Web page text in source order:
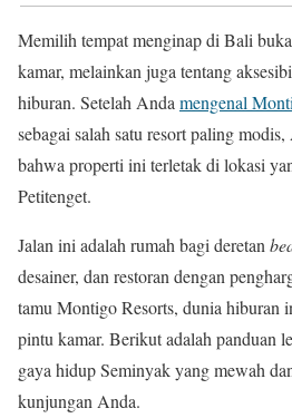
Memilih tempat menginap di Bali
kamar, melainkan juga tentang
hiburan. Setelah Anda mengenal
sebagai salah satu resort paling
bahwa properti ini terletak di lokasi
Petitenget.
Jalan ini adalah rumah bagi deretan
desainer, dan restoran dengan
tamu Montigo Resorts, dunia hiburan
pintu kamar. Berikut adalah panduan
gaya hidup Seminyak yang mewah
kunjungan Anda.